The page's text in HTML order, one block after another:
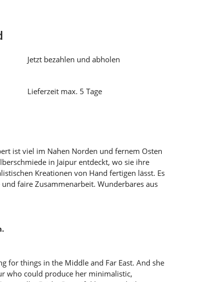
Jetzt bezahlen und abholen
Lieferzeit max. 5 Tage
ist viel im Nahen Norden und fernem Osten
in Jaipur entdeckt, wo sie ihre
Kreationen von Hand fertigen lässt. Es
faire Zusammenarbeit. Wunderbares aus
for things in the Middle and Far East. And she
who could produce her minimalistic,